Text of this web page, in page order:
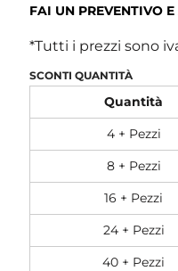
FAI UN PREVENTIVO
*Tutti i prezzi sono
SCONTI QUANTITÀ
Quantità
4 + Pezzi
8 + Pezzi
16 + Pezzi
24 + Pezzi
40 + Pezzi